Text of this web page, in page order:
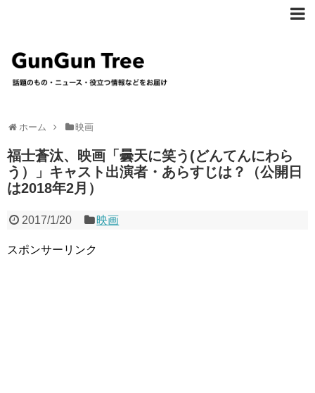
ホーム 映画
福士蒼汰、映画「曇天に笑う(どんてんにわら
う）」キャスト出演者・あらすじは？（公開日
は2018年2月）
2017/1/20 映画
スポンサーリンク